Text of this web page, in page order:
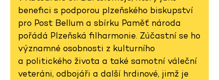
benefici s podporou plzeňského biskupství
pro Post Bellum a sbírku Paměť národa
pořádá Plzeňská filharmonie. Zúčastní se ho
významné osobnosti z kulturního
a politického života a také samotní váleční
veteráni, odbojáři a další hrdinové, jimž je